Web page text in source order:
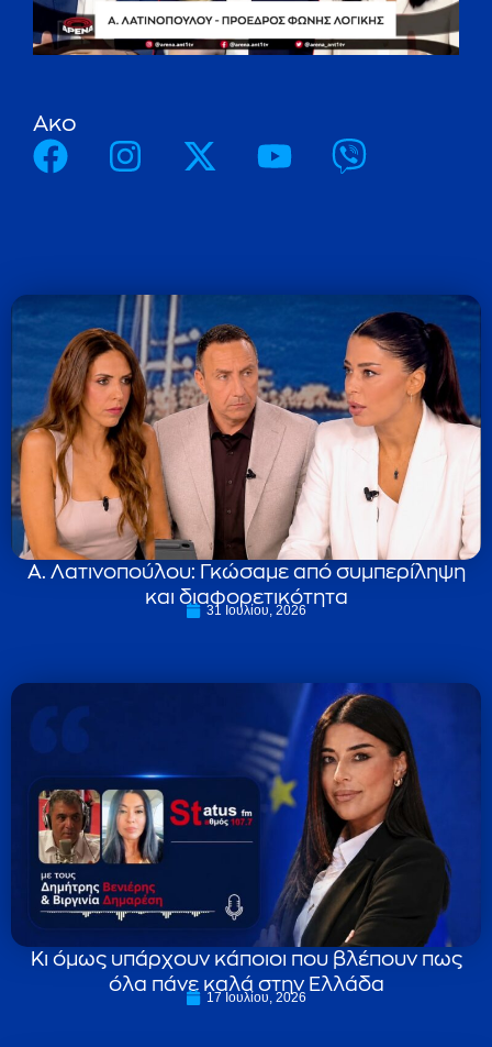
Aκο
Α. Λατινοπούλου: Γκώσαμε από συμπερίληψη
και διαφορετικότητα
31 Ιουλίου, 2026
Κι όμως υπάρχουν κάποιοι που βλέπουν πως
όλα πάνε καλά στην Ελλάδα
17 Ιουλίου, 2026